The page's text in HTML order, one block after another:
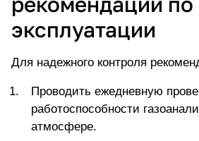
эксплуатации
Для надежного контроля
Проводить ежедневную
работоспособности
атмосфере.